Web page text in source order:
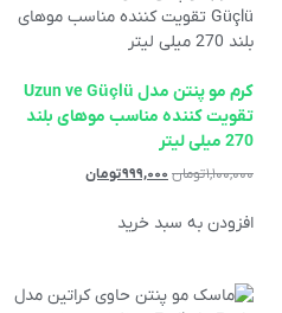
کرم مو پنتن مدل Uzun ve Güçlü
تقویت کننده مناسب موهای بلند
270 میلی لیتر
۱,۱۰۰,۰۰۰تومان ۹۹۹,۰۰۰تومان
افزودن به سبد خرید